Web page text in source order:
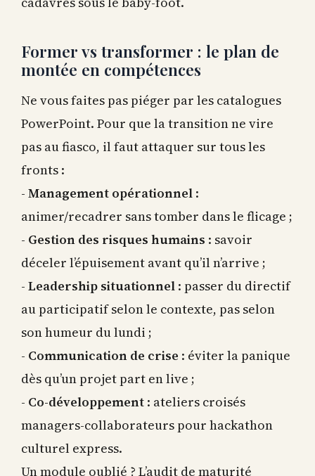
Former vs transformer : le plan de
montée en compétences
Ne vous faites pas piéger par les catalogues
PowerPoint. Pour que la transition ne vire
pas au fiasco, il faut attaquer sur tous les
fronts :
- Management opérationnel :
animer/recadrer sans tomber dans le flicage ;
- Gestion des risques humains : savoir
déceler l’épuisement avant qu’il n’arrive ;
- Leadership situationnel : passer du directif
au participatif selon le contexte, pas selon
son humeur du lundi ;
- Communication de crise : éviter la panique
dès qu’un projet part en live ;
- Co-développement : ateliers croisés
managers-collaborateurs pour hackathon
culturel express.
Un module oublié ? L’audit de maturité